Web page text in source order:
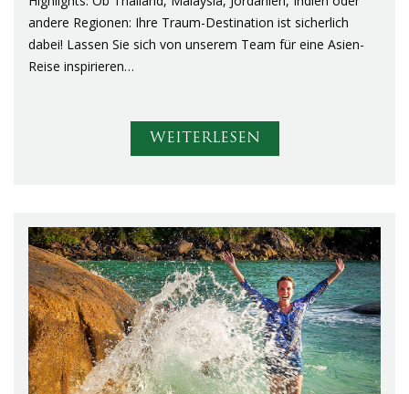
andere Regionen: Ihre Traum-Destination ist sicherlich
dabei! Lassen Sie sich von unserem Team für eine Asien-
Reise inspirieren…
WEITERLESEN